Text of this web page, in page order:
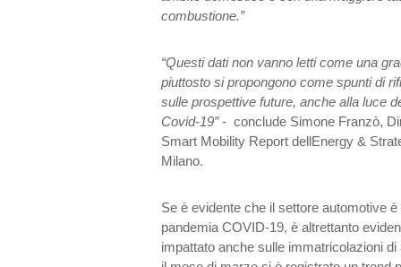
combustione.”
“Questi dati non vanno letti come una
piuttosto si propongono come spunti di
sulle prospettive future, anche alla luce
Covid-19″- conclude Simone Franzò,
Smart Mobility Report dellEnergy &
Milano.
Se è evidente che il settore automotive
pandemia COVID-19, è altrettanto
impattato anche sulle immatricolazioni